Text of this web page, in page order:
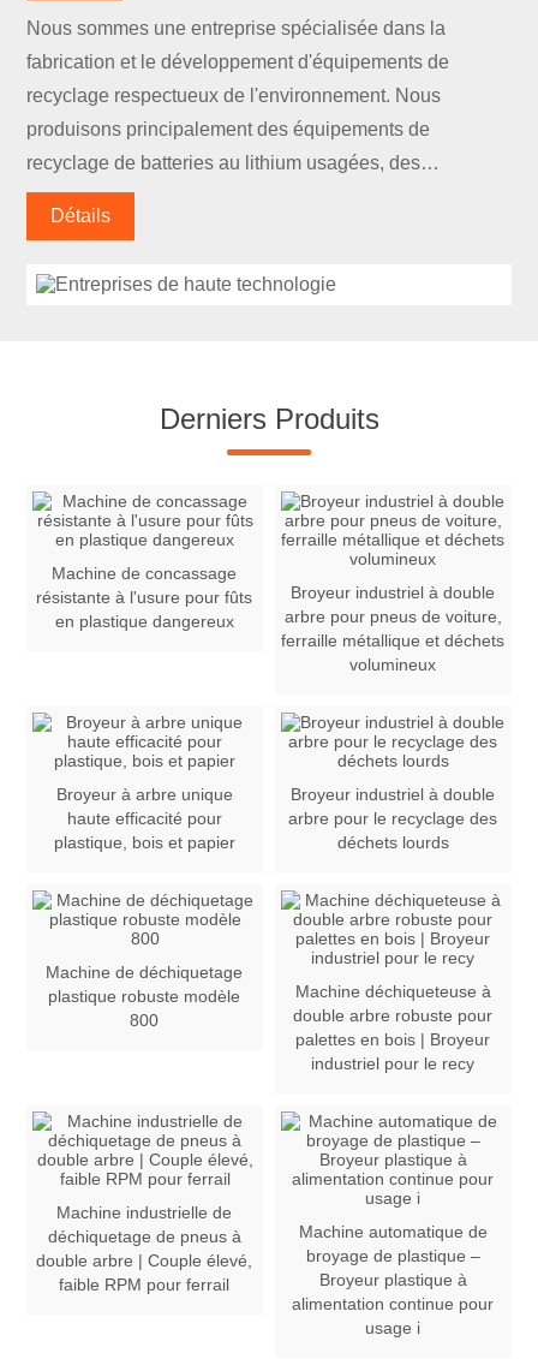
Nous sommes une entreprise spécialisée dans la
fabrication et le développement d'équipements de
recyclage respectueux de l'environnement. Nous
produisons principalement des équipements de
recyclage de batteries au lithium usagées, des
équipements de recyclage et de traitement des pièces
d'électrode négative de batteries au lithium, des
Détails
Derniers Produits
Machine de concassage
résistante à l'usure pour fûts
en plastique dangereux
Broyeur industriel à double
arbre pour pneus de voiture,
ferraille métallique et déchets
volumineux
Broyeur à arbre unique
haute efficacité pour
plastique, bois et papier
Broyeur industriel à double
arbre pour le recyclage des
déchets lourds
Machine de déchiquetage
plastique robuste modèle
800
Machine déchiqueteuse à
double arbre robuste pour
palettes en bois | Broyeur
industriel pour le recy
Machine industrielle de
déchiquetage de pneus à
double arbre | Couple élevé,
faible RPM pour ferrail
Machine automatique de
broyage de plastique –
Broyeur plastique à
alimentation continue pour
usage i